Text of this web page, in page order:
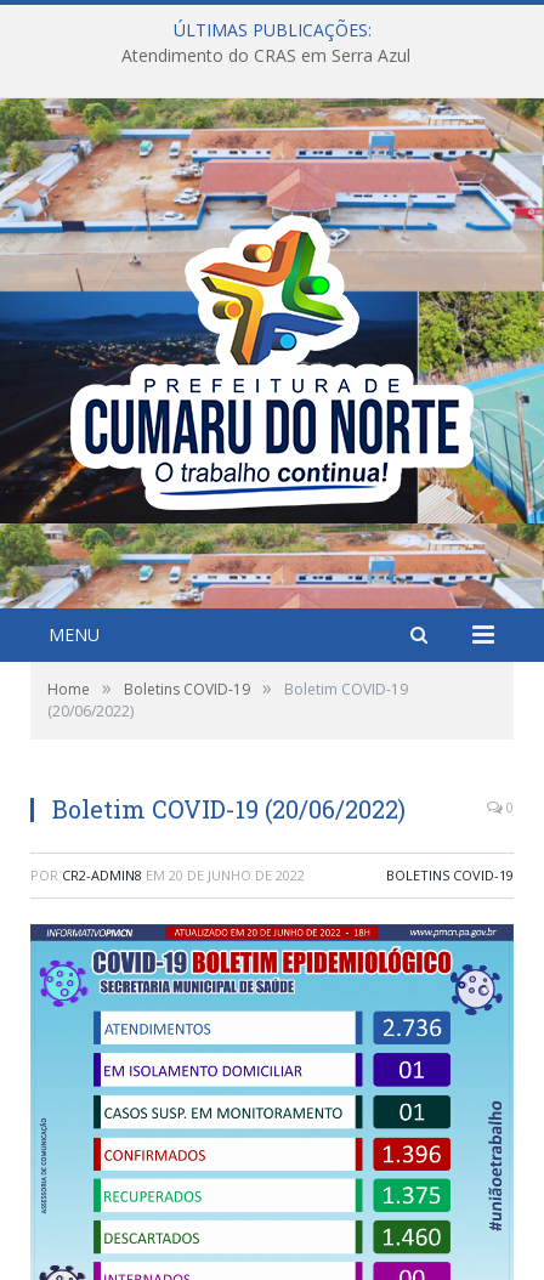
ÚLTIMAS PUBLICAÇÕES:
Atendimento do CRAS em Serra Azul
MENU
Home » Boletins COVID-19 »
Boletim COVID-19
(20/06/2022)
Boletim COVID-19 (20/06/2022) 0
POR CR2-ADMIN8 EM 20 DE JUNHO DE 2022 BOLETINS COVID-19